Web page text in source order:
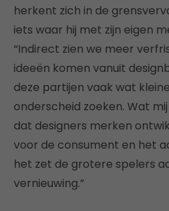
herkent zich in de
iets waar hij met zijn eigen
“Indirect zien we meer
ideeën komen vanuit
deze partijen vaak wat
onderscheid zoeken. Wat
dat designers merken
voor de consument en het
het zet de grotere spelers
vernieuwing.”